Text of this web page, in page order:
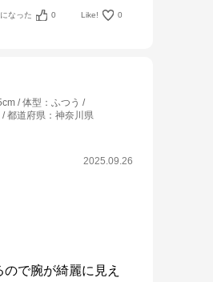
なった 0 Like! 0
体型 ： ふつう
都道府県 ： 神奈川県
2025.09.26
で腕が綺麗に見え